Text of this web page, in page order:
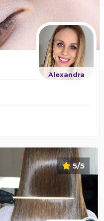
Alexandra
5/5